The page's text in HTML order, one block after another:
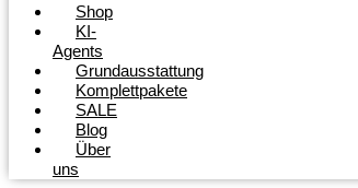
Shop
KI-
Agents
Grundausstattung
Komplettpakete
SALE
Blog
Über
uns